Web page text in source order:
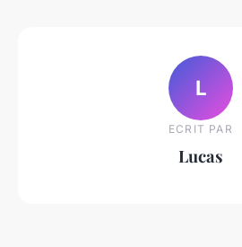
L
ECRIT PAR
Lucas